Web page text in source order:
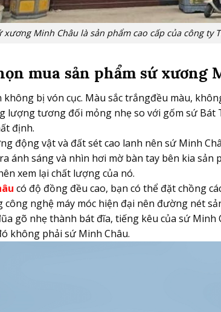
xương Minh Châu là sản phẩm cao cấp của công ty
mua sản phẩm sứ xương
bị vón cục. Màu sắc trắngđều màu,
lượng tương đối mỏng nhẹ so với gốm sứ Bát
định.
động vật và đất sét cao lanh nên sứ Minh
ánh sáng và nhìn hơi mờ bàn tay bên kia
xem lại chất lượng của nó.
có độ đồng đều cao, bạn có thể đặt chồng
công nghệ máy móc hiện đại nên đường nét
gõ nhẹ thành bát đĩa, tiếng kêu của sứ
không phải sứ Minh Châu.